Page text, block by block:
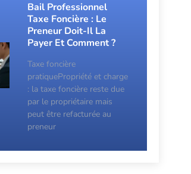
Bail Professionnel
Taxe Foncière : Le
Preneur Doit-Il La
Payer Et Comment ?
Taxe foncière
pratiquePropriété et charge
: la taxe foncière reste due
par le propriétaire mais
peut être refacturée au
preneur